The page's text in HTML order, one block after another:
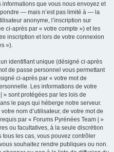
que vous nous envoyez et
— mais n’est pas limité à — la
anonyme, l’inscription sur
ci-après par « votre compte ») et les
inscription et lors de votre connexion
»).
identifiant unique (désigné ci-après
de passe personnel vous permettant
ci-après par « votre mot de
Les informations de votre
» sont protégées par les lois de
le pays qui héberge notre serveur.
nom d’utilisateur, de votre mot de
par « Forums Pyrénées Team | »
ou facultatives, à la seule discrétion
tous les cas, vous pouvez contrôler
souhaitez rendre publiques ou non.